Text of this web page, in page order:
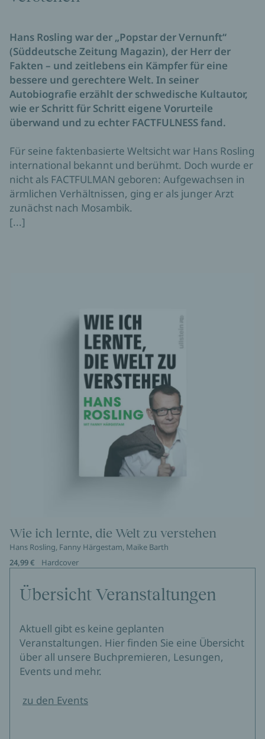
Hans Rosling war der „Popstar der Vernunft“
(Süddeutsche Zeitung Magazin), der Herr der
Fakten – und zeitlebens ein Kämpfer für eine
bessere und gerechtere Welt. In seiner
Autobiografie erzählt der schwedische Kultautor,
wie er Schritt für Schritt eigene Vorurteile
überwand und zu echter FACTFULNESS fand.
Für seine faktenbasierte Weltsicht war Hans Rosling
international bekannt und berühmt. Doch wurde er
nicht als FACTFULMAN geboren: Aufgewachsen in
ärmlichen Verhältnissen, ging er als junger Arzt
zunächst nach Mosambik.
[...]
Wie ich lernte, die Welt zu verstehen
Hans Rosling, Fanny Härgestam, Maike Barth
24,99 €
Hardcover
Übersicht Veranstaltungen
Aktuell gibt es keine geplanten
Veranstaltungen. Hier finden Sie eine Übersicht
über all unsere Buchpremieren, Lesungen,
Events und mehr.
zu den Events